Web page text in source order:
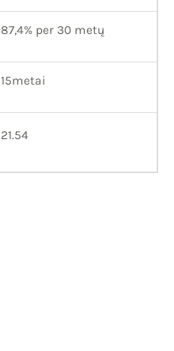
87,4% per 30 metų
15metai
21.54